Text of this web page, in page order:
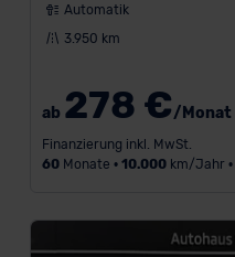
Automatik
3.950 km
ab 278 €/Monat
Finanzierung inkl. MwSt.
60Monate • 10.000km/Jahr •